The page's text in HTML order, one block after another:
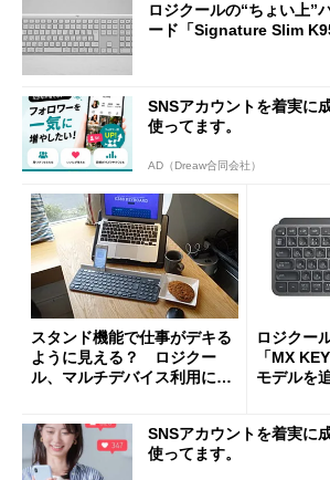
ロジクールの“ちょい上”
ード「Signature Slim
SNSアカウントを着実に
使ってます。
AD（Dreaw合同会社）
スタンド機能で仕事がデキる
ように見える？ ロジクー
ル、マルチデバイス利用に最
ロジクー
「MX
モデルを
SNSアカウントを着実に
使ってます。